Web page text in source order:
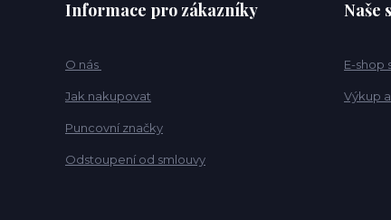
Informace pro zákazníky
O nás
Jak nakupovat
Puncovní značky
Odstoupení od smlouvy
Naše
E-shop
Výkup